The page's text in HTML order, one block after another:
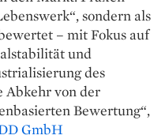
sondern als
– mit Fokus auf
und
des
Abkehr von der
Bewertung“,
GmbH